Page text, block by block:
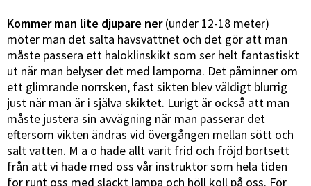
Kommer man lite djupare ner(under 12-18 meter)
möter man det salta havsvattnet och det gör att man
måste passera ett haloklinskikt som ser helt fantastiskt
ut när man belyser det med lamporna. Det påminner om
ett glimrande norrsken, fast sikten blev väldigt blurrig
just när man är i själva skiktet. Lurigt är också att man
måste justera sin avvägning när man passerar det
eftersom vikten ändras vid övergången mellan sött och
salt vatten. M a o hade allt varit frid och fröjd bortsett
från att vi hade med oss vår instruktör som hela tiden
for runt oss med släckt lampa och höll koll på oss. För